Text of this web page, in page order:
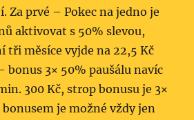
Za prvé – Pokec na jedno je
aktivovat s 50% slevou,
tři měsíce vyjde na 22,5 Kč
bonus 3× 50% paušálu navíc
300 Kč, strop bonusu je 3×
bonusem je možné vždy jen